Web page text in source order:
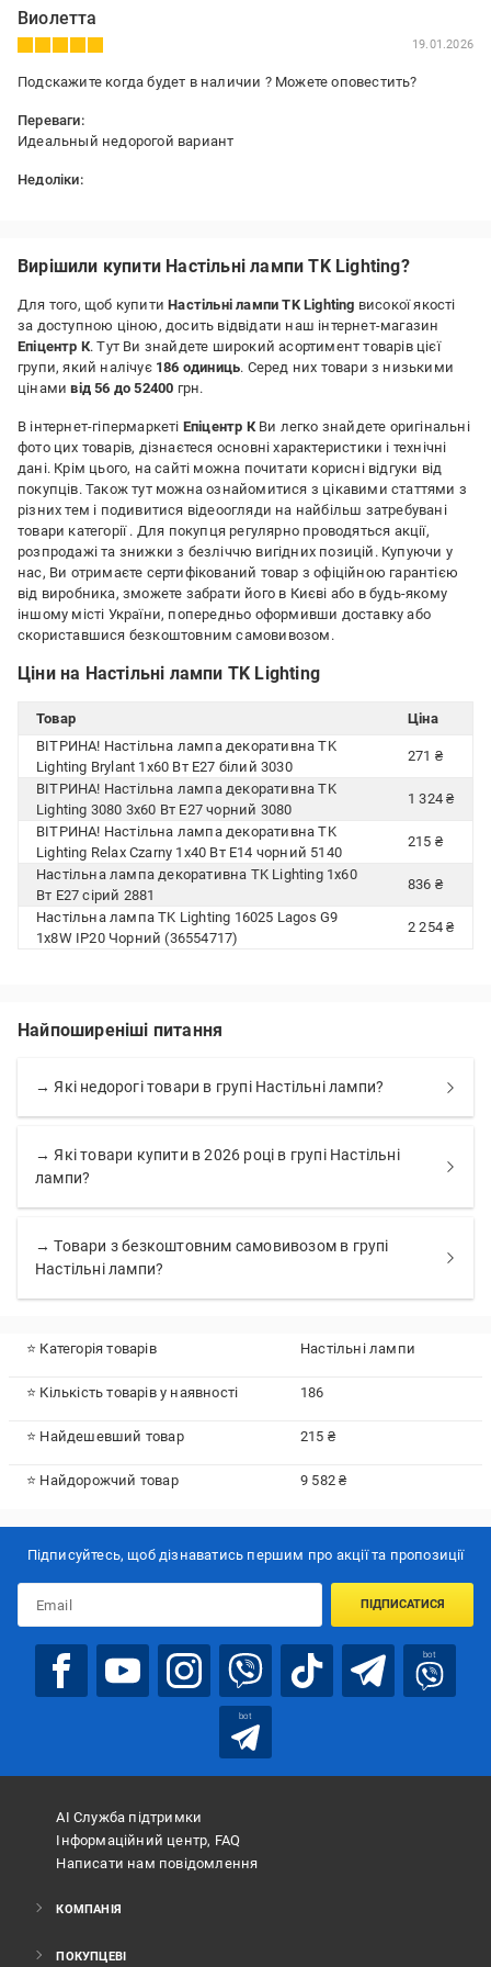
Виолетта
19.01.2026
Подскажите когда будет в наличии ? Можете оповестить?
Переваги:
Идеальный недорогой вариант
Недоліки:
Вирішили купити Настільні лампи TK Lighting?
Для того, щоб купитиНастільні лампи TK Lighting високої якості
за доступною ціною, досить відвідати наш інтернет-магазин
Епіцентр К. Тут Ви знайдете широкий асортимент товарів цієї
групи, який налічує 186 одиниць. Серед них товари з низькими
цінамивід 56 до 52400 грн.
В інтернет-гіпермаркеті Епіцентр КВи легко знайдете оригінальні
фото цих товарів, дізнаєтеся основні характеристики і технічні
дані. Крім цього, на сайті можна почитати корисні відгуки від
покупців. Також тут можна ознайомитися з цікавими статтями з
різних тем і подивитися відеоогляди на найбільш затребувані
товари категорії . Для покупця регулярно проводяться акції,
розпродажі та знижки з безліччю вигідних позицій. Купуючи у
нас, Ви отримаєте сертифікований товар з офіційною гарантією
від виробника, зможете забрати його в Києві або в будь-якому
іншому місті України, попередньо оформивши доставку або
скориставшися безкоштовним самовивозом.
Ціни на Настільні лампи TK Lighting
Товар
Ціна
ВІТРИНА! Настільна лампа декоративна TK
Lighting Brylant 1x60 Вт E27 білий 3030
271 ₴
ВІТРИНА! Настільна лампа декоративна TK
Lighting 3080 3x60 Вт E27 чорний 3080
1 324 ₴
ВІТРИНА! Настільна лампа декоративна TK
Lighting Relax Czarny 1x40 Вт E14 чорний 5140
215 ₴
Настільна лампа декоративна TK Lighting 1x60
Вт E27 сірий 2881
836 ₴
Настільна лампа TK Lighting 16025 Lagos G9
1x8W IP20 Чорний (36554717)
2 254 ₴
Найпоширеніші питання
→ Які недорогі товари в групі Настільні лампи?
→ Які товари купити в 2026 році в групі Настільні
лампи?
→ Товари з безкоштовним самовивозом в групі
Настільні лампи?
⭐ Категорія товарів Настільні лампи
⭐ Кількість товарів у наявності 186
⭐ Найдешевший товар 215 ₴
⭐ Найдорожчий товар 9 582 ₴
Підписуйтесь, щоб дізнаватись першим про акції та пропозиції
ПІДПИСАТИСЯ
bot
bot
АІ Служба підтримки
Інформаційний центр, FAQ
Написати нам повідомлення
КОМПАНІЯ
ПОКУПЦЕВІ